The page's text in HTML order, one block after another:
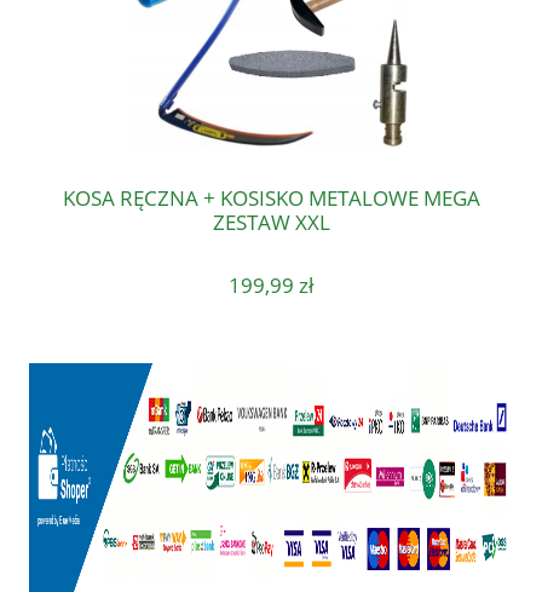
KOSA RĘCZNA + KOSISKO METALOWE MEGA
ZESTAW XXL
199,99 zł